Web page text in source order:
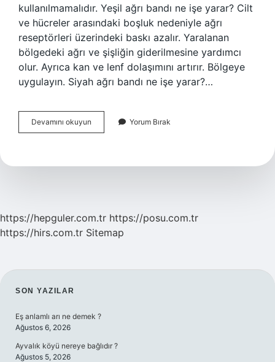
kullanılmamalıdır. Yeşil ağrı bandı ne işe yarar? Cilt
ve hücreler arasındaki boşluk nedeniyle ağrı
reseptörleri üzerindeki baskı azalır. Yaralanan
bölgedeki ağrı ve şişliğin giderilmesine yardımcı
olur. Ayrıca kan ve lenf dolaşımını artırır. Bölgeye
uygulayın. Siyah ağrı bandı ne işe yarar?…
Devamını okuyun
Bandı
Yarar
Yorum Bırak
https://hepguler.com.tr https://posu.com.tr
https://hirs.com.tr Sitemap
SIDEBAR
SON YAZILAR
Eş anlamlı arı ne demek ?
Ağustos 6, 2026
Ayvalık köyü nereye bağlıdır ?
Ağustos 5, 2026